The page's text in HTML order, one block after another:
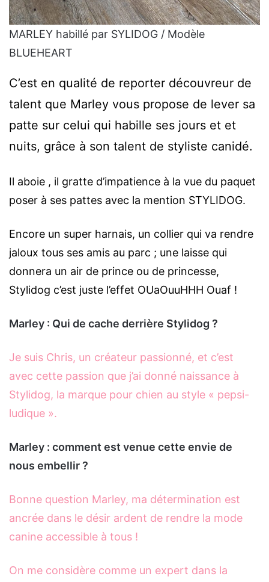
MARLEY habillé par SYLIDOG / Modèle
BLUEHEART
C’est en qualité de reporter découvreur de
talent que Marley vous propose de lever sa
patte sur celui qui habille ses jours et et
nuits, grâce à son talent de styliste canidé.
Il aboie , il gratte d’impatience à la vue du paquet
poser à ses pattes avec la mention STYLIDOG.
Encore un super harnais, un collier qui va rendre
jaloux tous ses amis au parc ; une laisse qui
donnera un air de prince ou de princesse,
Stylidog c’est juste l’effet OUaOuuHHH Ouaf !
Marley : Qui de cache derrière Stylidog ?
Je suis Chris, un créateur passionné, et c’est
avec cette passion que j’ai donné naissance à
Stylidog, la marque pour chien au style « pepsi-
ludique ».
Marley : comment est venue cette envie de
nous embellir ?
Bonne question Marley, ma détermination est
ancrée dans le désir ardent de rendre la mode
canine accessible à tous !
On me considère comme un expert dans la